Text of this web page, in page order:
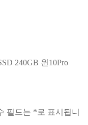
240GB 윈10Pro
필드는 * 로 표시됩니